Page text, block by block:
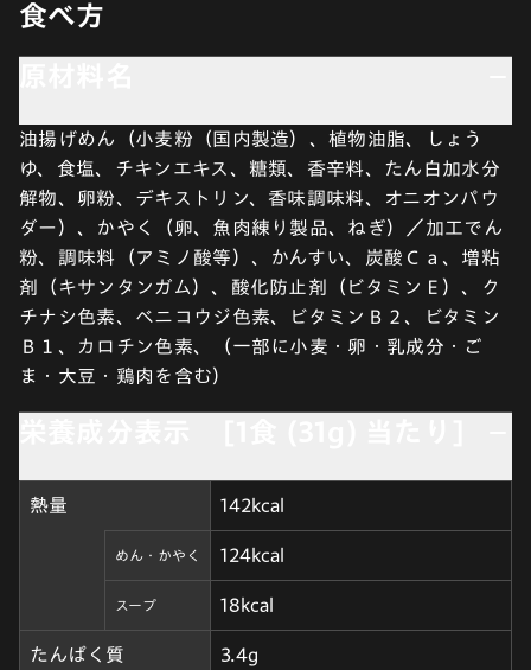
食べ方
油揚げめん（小麦粉（国内製造）、植物油脂、しょう
ゆ、食塩、チキンエキス、糖類、香辛料、たん白加水分
解物、卵粉、デキストリン、香味調味料、オニオンパウ
ダー）、かやく（卵、魚肉練り製品、ねぎ）／加工でん
粉、調味料（アミノ酸等）、かんすい、炭酸Ｃａ、増粘
剤（キサンタンガム）、酸化防止剤（ビタミンＥ）、ク
チナシ色素、ベニコウジ色素、ビタミンＢ２、ビタミン
Ｂ１、カロチン色素、（一部に小麦・卵・乳成分・ご
ま・大豆・鶏肉を含む）
熱量 142kcal
めん・かやく 124kcal
スープ 18kcal
たんぱく質 3.4g